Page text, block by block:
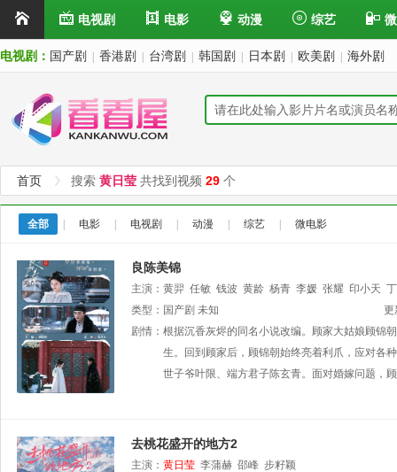
电视剧 电影 动漫 综艺
电视剧： 国产剧 香港剧 台湾剧 韩国剧 日本剧 欧美剧 海外剧
首页 搜索 黄日莹 共找到视频 29 个
全部 电影 电视剧 动漫 综艺 微电影
良陈美锦
主演： 黄羿 任敏 钱波 黄龄 杨青 李媛 张耀 印小天
类型： 国产剧 未知
更
剧情： 根据沉香灰烬的同名小说改编。顾家大姑娘顾锦
生。回到顾家后，顾锦朝始终亮着利爪，应对各
世子爷叶限、端方君子陈玄青。面对婚嫁问题，
去桃花盛开的地方2
主演： 黄日莹 李蒲赫 邵峰 步籽颖